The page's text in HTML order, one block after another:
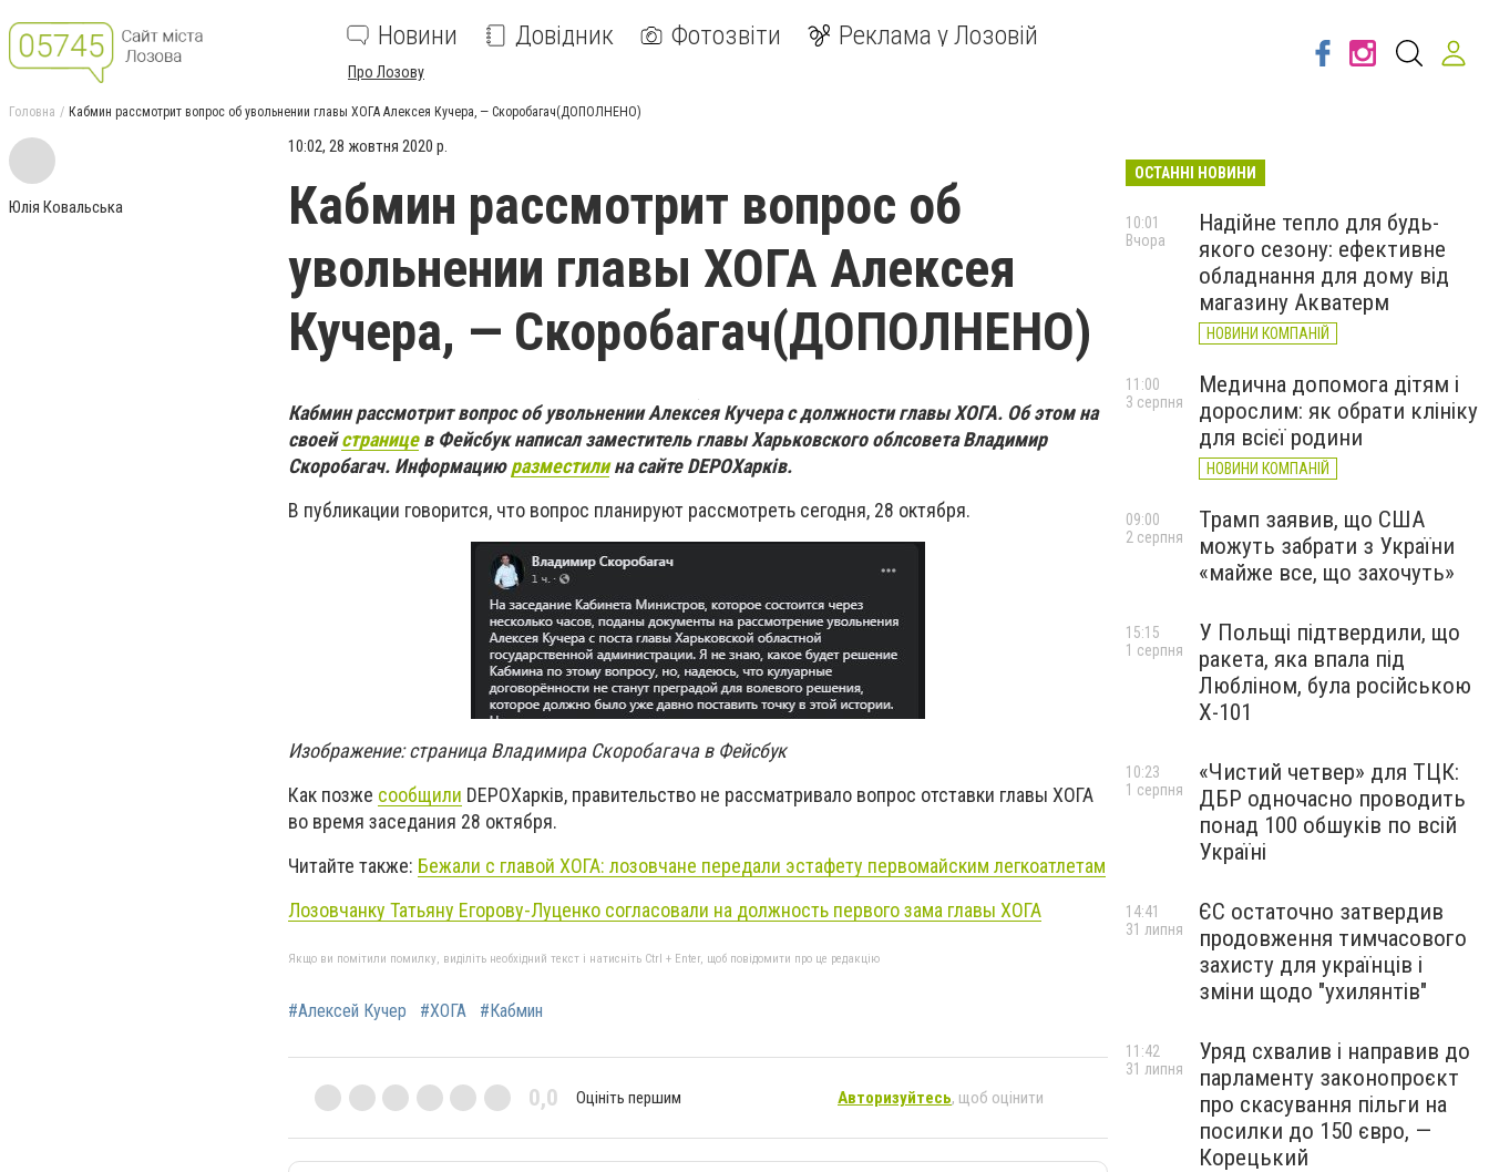
Новини Довідник Фотозвіти Реклама у Лозовій
Про Лозову
Головна Кабмин рассмотрит вопрос об увольнении главы ХОГА Алексея Кучера, — Скоробагач(ДОПОЛНЕНО)
Юлія Ковальська
10:02, 28 жовтня 2020 р.
Кабмин рассмотрит вопрос об
увольнении главы ХОГА Алексея
Кучера, — Скоробагач(ДОПОЛНЕНО)
Кабмин рассмотрит вопрос об увольнении Алексея Кучера с должности главы ХОГА. Об этом на
своейстраницев Фейсбук написал заместитель главы Харьковского облсовета Владимир
Скоробагач. Информациюразместилина сайте DEPOХарків.
В публикации говорится, что вопрос планируют рассмотреть сегодня, 28 октября.
Изображение: страница Владимира Скоробагача в Фейсбук
Как позже сообщили DEPOХарків, правительство не рассматривало вопрос отставки главы ХОГА
во время заседания 28 октября.
Читайте также: Бежали с главой ХОГА: лозовчане передали эстафету первомайским легкоатлетам
Лозовчанку Татьяну Егорову-Луценко согласовали на должность первого зама главы ХОГА
Якщо ви помітили помилку, виділіть необхідний текст і натисніть Ctrl + Enter, щоб повідомити про це редакцію
#Алексей Кучер #ХОГА #Кабмин
0,0 Оцініть першим Авторизуйтесь, щоб оцінити
ОСТАННІ НОВИНИ
Надійне тепло для будь-
якого сезону: ефективне
обладнання для дому від
магазину Акватерм
НОВИНИ КОМПАНІЙ
10:01
Вчора
Медична допомога дітям і
дорослим: як обрати клініку
для всієї родини
НОВИНИ КОМПАНІЙ
11:00
3 серпня
Трамп заявив, що США
можуть забрати з України
«майже все, що захочуть»
09:00
2 серпня
У Польщі підтвердили, що
ракета, яка впала під
Любліном, була російською
Х-101
15:15
1 серпня
«Чистий четвер» для ТЦК:
ДБР одночасно проводить
понад 100 обшуків по всій
Україні
10:23
1 серпня
ЄС остаточно затвердив
продовження тимчасового
захисту для українців і
зміни щодо "ухилянтів"
14:41
31 липня
Уряд схвалив і направив до
парламенту законопроєкт
про скасування пільги на
посилки до 150 євро, —
Корецький
11:42
31 липня